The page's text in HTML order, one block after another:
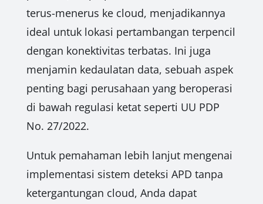
terus-menerus ke cloud, menjadikannya
ideal untuk lokasi pertambangan terpencil
dengan konektivitas terbatas. Ini juga
menjamin kedaulatan data, sebuah aspek
penting bagi perusahaan yang beroperasi
di bawah regulasi ketat seperti UU PDP
No. 27/2022.
Untuk pemahaman lebih lanjut mengenai
implementasi sistem deteksi APD tanpa
ketergantungan cloud, Anda dapat